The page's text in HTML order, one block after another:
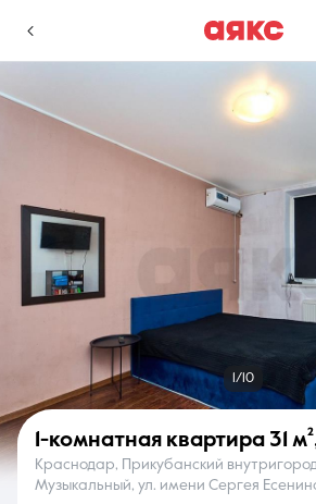
г. Краснодар
Избранное
0 объявлений 0
Недвижимость Услуги
О компании
1/10
1-комнатная квартира 31 м²
Краснодар, Прикубанский
Музыкальный, ул. имени Сергея